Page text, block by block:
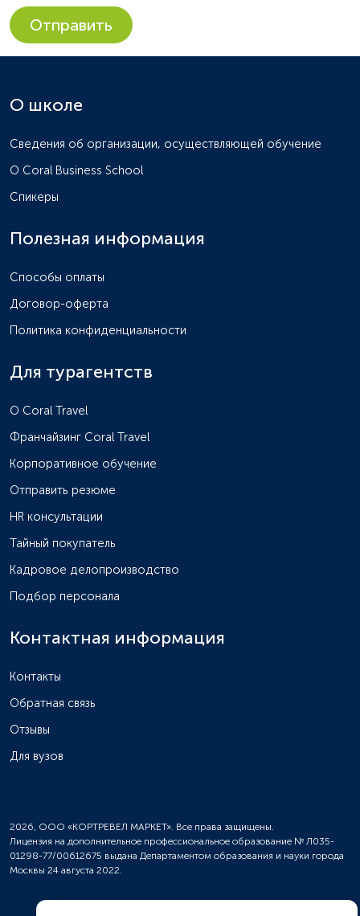
Отправить
О школе
Сведения об организации, осуществляющей обучение
О Coral Business School
Спикеры
Полезная информация
Способы оплаты
Договор-оферта
Политика конфиденциальности
Для турагентств
O Coral Travel
Франчайзинг Coral Travel
Корпоративное обучение
Отправить резюме
HR консультации
Тайный покупатель
Кадровое делопроизводство
Подбор персонала
Контактная информация
Контакты
Обратная связь
Отзывы
Для вузов
2026, ООО «КОРТРЕВЕЛ МАРКЕТ». Все права защищены.
Лицензия на дополнительное профессиональное образование № Л035-
01298-77/00612675 выдана Департаментом образования и науки города
Москвы 24 августа 2022.